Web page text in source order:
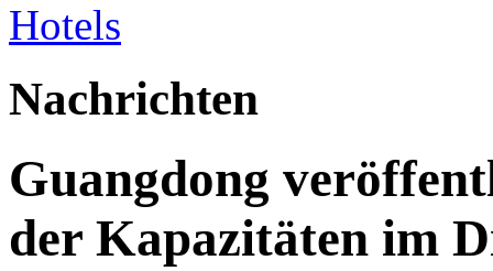
Nachrichten
Guangdong
der Kapazitäten im